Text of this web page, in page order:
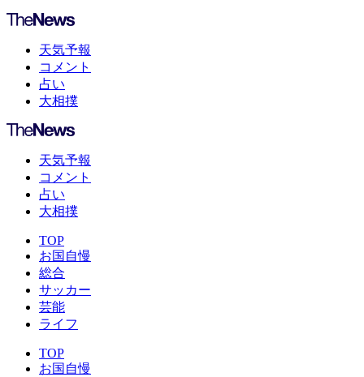
天気予報
コメント
占い
大相撲
天気予報
コメント
占い
大相撲
TOP
お国自慢
総合
サッカー
芸能
ライフ
TOP
お国自慢